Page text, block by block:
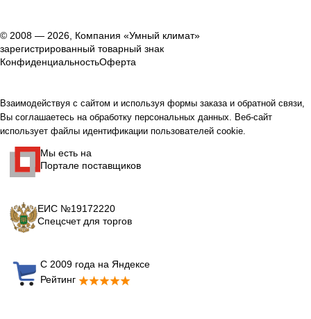
© 2008 — 2026, Компания «Умный климат»
зарегистрированный товарный знак
КонфиденциальностьОферта
Взаимодействуя с сайтом и используя формы заказа и обратной связи,
Вы соглашаетесь на обработку персональных данных. Веб-сайт
использует файлы идентификации пользователей cookie.
Мы есть на
Портале поставщиков
ЕИС №19172220
Спецсчет для торгов
С 2009 года на Яндексе
Рейтинг